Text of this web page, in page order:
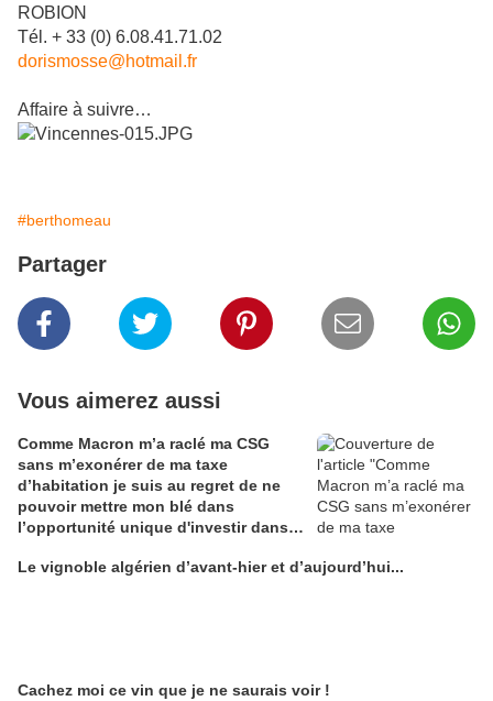
ROBION
Tél. + 33 (0) 6.08.41.71.02
dorismosse@hotmail.fr
Affaire à suivre…
#berthomeau
Partager
Vous aimerez aussi
Comme Macron m’a raclé ma CSG
sans m’exonérer de ma taxe
d’habitation je suis au regret de ne
pouvoir mettre mon blé dans
l’opportunité unique d'investir dans
Alain Edouard
Le vignoble algérien d’avant-hier et d’aujourd’hui...
Cachez moi ce vin que je ne saurais voir !